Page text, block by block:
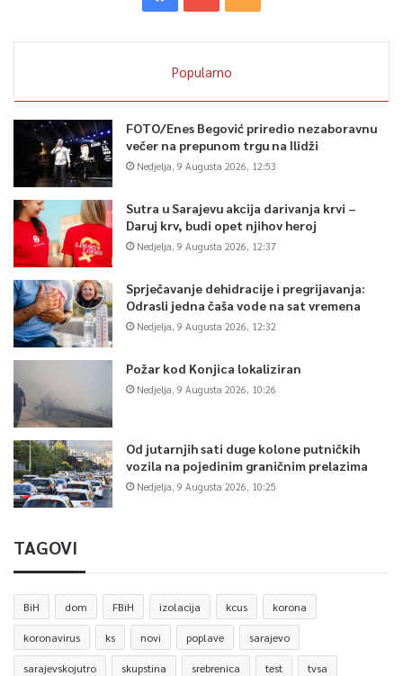
Popularno
FOTO/Enes Begović priredio nezaboravnu
večer na prepunom trgu na Ilidži
Nedjelja, 9 Augusta 2026, 12:53
Sutra u Sarajevu akcija darivanja krvi –
Daruj krv, budi opet njihov heroj
Nedjelja, 9 Augusta 2026, 12:37
Sprječavanje dehidracije i pregrijavanja:
Odrasli jedna čaša vode na sat vremena
Nedjelja, 9 Augusta 2026, 12:32
Požar kod Konjica lokaliziran
Nedjelja, 9 Augusta 2026, 10:26
Od jutarnjih sati duge kolone putničkih
vozila na pojedinim graničnim prelazima
Nedjelja, 9 Augusta 2026, 10:25
TAGOVI
BiH dom FBiH izolacija kcus korona
koronavirus ks novi poplave sarajevo
sarajevskojutro skupstina srebrenica test tvsa